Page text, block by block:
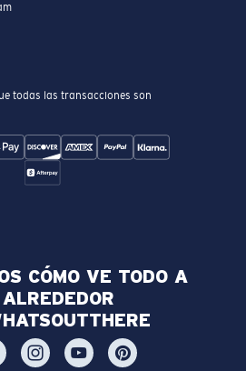
todas las transacciones son
CÓMO VE TODO A